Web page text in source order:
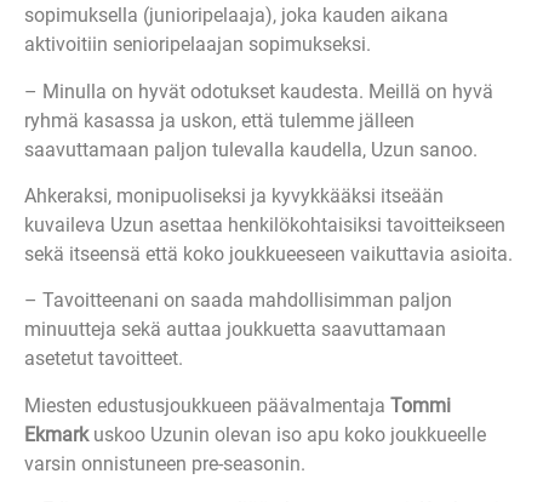
sopimuksella (junioripelaaja), joka kauden aikana
aktivoitiin senioripelaajan sopimukseksi.
– Minulla on hyvät odotukset kaudesta. Meillä on hyvä
ryhmä kasassa ja uskon, että tulemme jälleen
saavuttamaan paljon tulevalla kaudella, Uzun sanoo.
Ahkeraksi, monipuoliseksi ja kyvykkääksi itseään
kuvaileva Uzun asettaa henkilökohtaisiksi tavoitteikseen
sekä itseensä että koko joukkueeseen vaikuttavia asioita.
– Tavoitteenani on saada mahdollisimman paljon
minuutteja sekä auttaa joukkuetta saavuttamaan
asetetut tavoitteet.
Miesten edustusjoukkueen päävalmentaja Tommi
Ekmarkuskoo Uzunin olevan iso apu koko joukkueelle
varsin onnistuneen pre-seasonin.